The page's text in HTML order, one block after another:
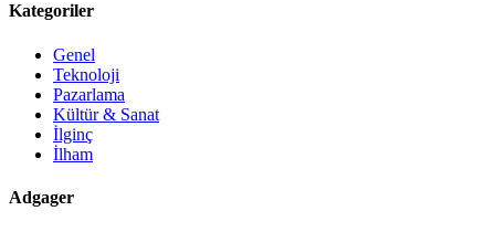
Kategoriler
Genel
Teknoloji
Pazarlama
Kültür & Sanat
İlginç
İlham
Adgager